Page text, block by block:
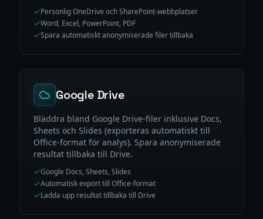
Personlig OneDrive och SharePoint-webbplatser
Word, Excel, PowerPoint, PDF
Spara automatiskt anonymiserade filer tillbaka
Google Drive
Bläddra bland Google Drive-filer inklusive Docs,
Sheets och Slides (exporteras automatiskt till
Office-format för analys). Spara anonymiserade
resultat tillbaka till Drive.
Google Docs, Sheets, Slides
Automatisk export till Office-format
Ladda upp resultat tillbaka till Drive